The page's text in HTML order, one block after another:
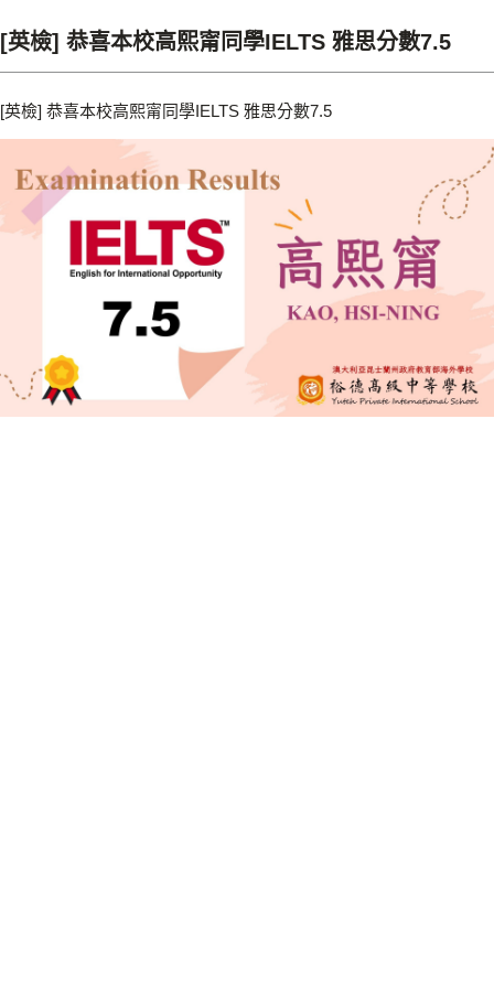
[英檢] 恭喜本校高熙甯同學IELTS 雅思分數7.5
[英檢] 恭喜本校高熙甯同學IELTS 雅思分數7.5